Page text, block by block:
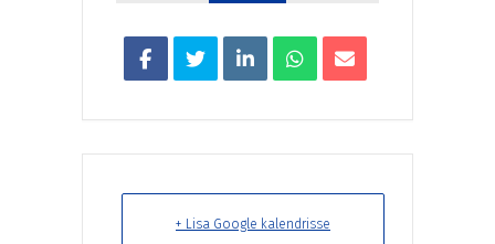
+ Lisa Google kalendrisse